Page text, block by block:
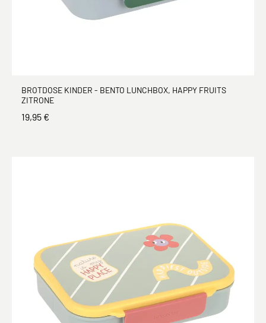
BROTDOSE KINDER - BENTO LUNCHBOX, HAPPY FRUITS
ZITRONE
19,95 €